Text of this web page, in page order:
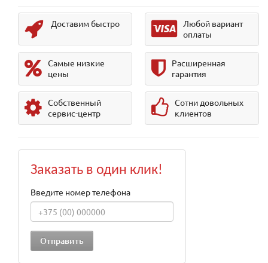
Доставим быстро
Любой вариант
оплаты
Самые низкие
цены
Расширенная
гарантия
Собственный
сервис-центр
Сотни довольных
клиентов
Заказать в один клик!
Введите номер телефона